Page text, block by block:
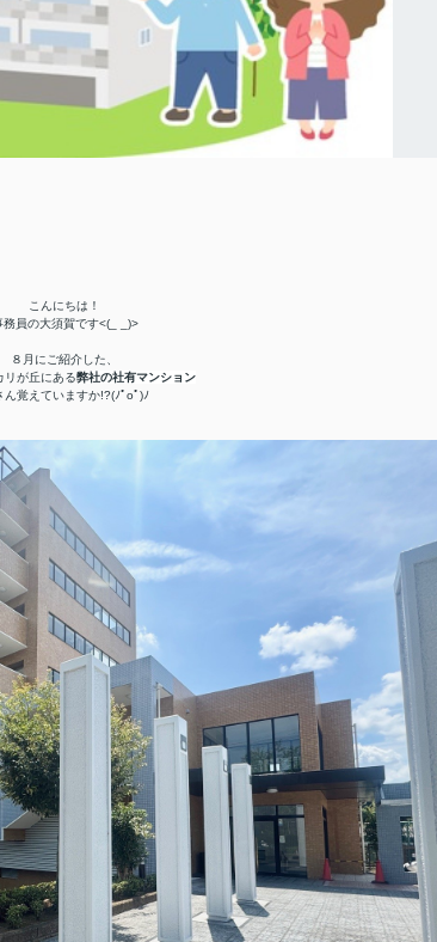
こんにちは！
務員の大須賀です<(_ _)>
８月にご紹介した、
リが丘にある弊社の社有マンション
ん覚えていますか!?(ﾉﾟοﾟ)ﾉ